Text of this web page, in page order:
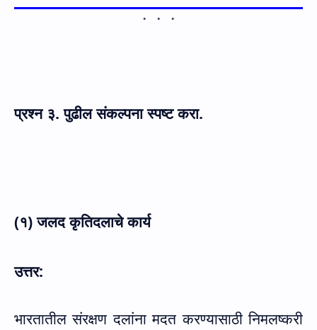
प्रश्न ३. पुढील संकल्पना स्पष्ट करा.
(१) जलद कृतिदलाचे कार्य
उत्तर:
भारतातील संरक्षण दलांना मदत करण्यासाठी निमलष्करी